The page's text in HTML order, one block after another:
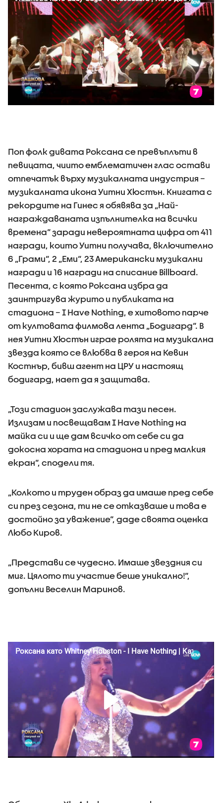
Поп фолк дивата Роксана се превъплъти в
певицата, чиито емблематичен глас остави
отпечатък върху музикалната индустрия –
музикалната икона Уитни Хюстън. Книгата с
рекордите на Гинес я обявява за „Най-
награждаваната изпълнителка на всички
времена“ заради невероятната цифра от 411
награди, които Уитни получава, включително
6 „Грами“, 2 „Еми“, 23 Американски музикални
награди и 16 награди на списание Billboard.
Песента, с която Роксана избра да
заинтригува журито и публиката на
стадиона – I Have Nothing, е хитовото парче
от култовата филмова лента „Бодигард“. В
нея Уитни Хюстън играе ролята на музикална
звезда която се влюбва в героя на Кевин
Костнър, бивш агент на ЦРУ и настоящ
бодигард, нает да я защитава.
„Този стадион заслужава тази песен.
Излизам и посвещавам I Have Nothing на
майка си и ще дам всичко от себе си да
докосна хората на стадиона и пред малкия
екран“, сподели тя.
„Колкото и труден образ да имаше пред себе
си през сезона, ти не се отказваше и това е
достойно за уважение“, даде своята оценка
Любо Киров.
„Представи се чудесно. Имаше звездния си
миг. Цялото ти участие беше уникално!“,
допълни Веселин Маринов.